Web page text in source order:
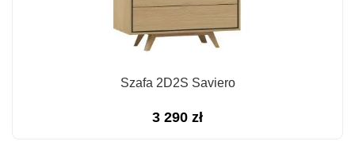
Szafa 2D2S Saviero
3 290 zł